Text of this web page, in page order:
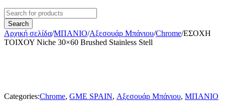
Αρχική σελίδα/ΜΠΑΝΙΟ/Αξεσουάρ Μπάνιου/Chrome/ΕΣΟΧΗ
ΤΟΙΧΟΥ Niche 30×60 Brushed Stainless Stell
Categories:Chrome, GME SPAIN, Αξεσουάρ Μπάνιου, ΜΠΑΝΙΟ